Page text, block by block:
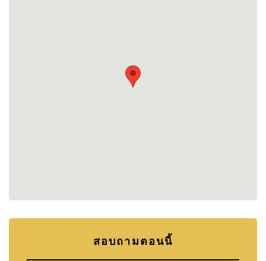
สถานที่ใกล้เคียง:
• Rugby School Thailandสอบถามตอนนี้